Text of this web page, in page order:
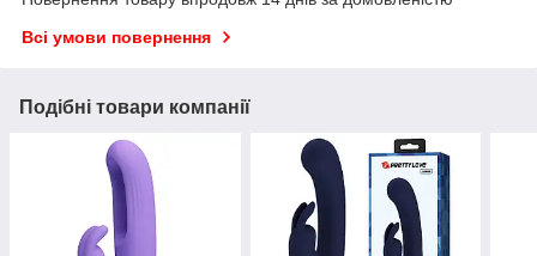
Всі умови повернення
Подібні товари компанії